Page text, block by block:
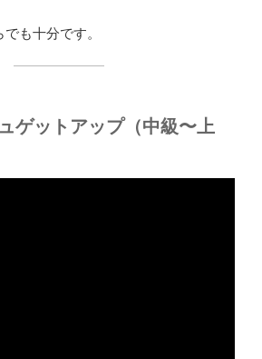
も十分です。
ゲットアップ（中級〜上